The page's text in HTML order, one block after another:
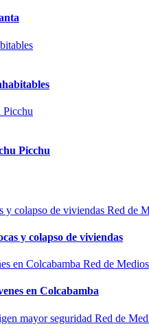
Picchu
Red de
y colapso de viviendas
Red de
en Colcabamba
Red de